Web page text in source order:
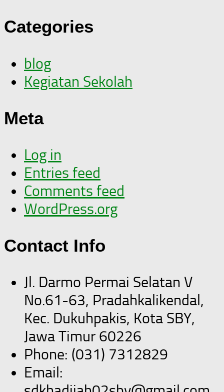
Categories
blog
Kegiatan Sekolah
Meta
Log in
Entries feed
Comments feed
WordPress.org
Contact Info
Jl. Darmo Permai Selatan V
No.61-63, Pradahkalikendal,
Kec. Dukuhpakis, Kota SBY,
Jawa Timur 60226
Phone: (031) 7312829
Email: